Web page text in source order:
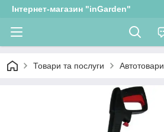
Інтернет-магазин "inGarden"
Товари та послуги Автотовари